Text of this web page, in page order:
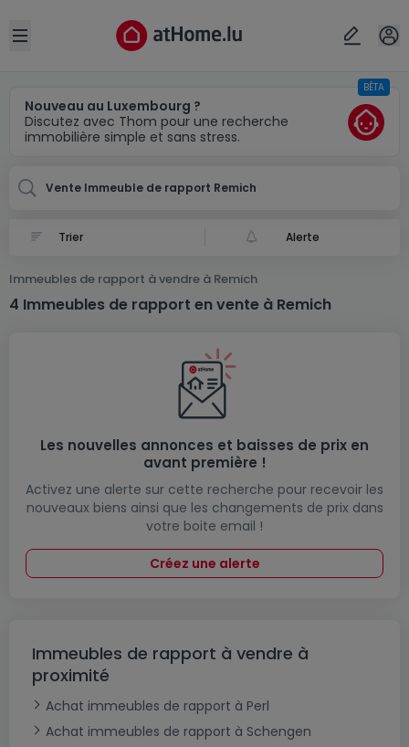
Open sidebar
Nouveau au Luxembourg ?
Discutez avec Thom pour une recherche
immobilière simple et sans stress.
BÊTA
Vente Immeuble de rapport Remich
Alerte
Immeubles de rapport à vendre à Remich
4 Immeubles de rapport en vente à Remich
Les nouvelles annonces et baisses de prix en
avant première !
Activez une alerte sur cette recherche pour recevoir les
nouveaux biens ainsi que les changements de prix dans
votre boite email !
Créez une alerte
Immeubles de rapport à vendre à
proximité
Achat immeubles de rapport à Perl
Achat immeubles de rapport à Schengen
Localité(s)
Annuler OK